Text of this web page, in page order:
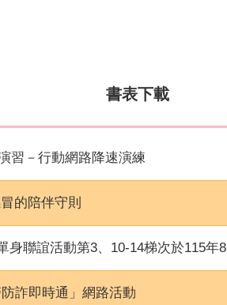
書表下載
習－行動網路降速演練
的陪伴守則
第3、10-14梯次於115年8月7日至8月16日受理報名
詐即時通」網路活動